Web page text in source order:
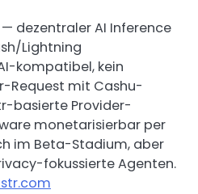
dezentraler AI Inference
Lightning
kompatibel, kein
Request mit Cashu-
basierte Provider-
monetarisierbar per
im Beta-Stadium, aber
fokussierte Agenten.